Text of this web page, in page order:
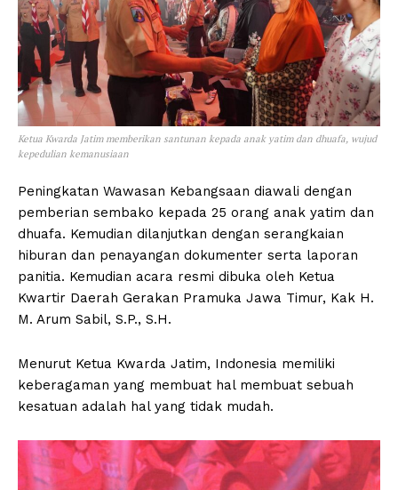
Ketua Kwarda Jatim memberikan santunan kepada anak yatim dan dhuafa, wujud
kepedulian kemanusiaan
Peningkatan Wawasan Kebangsaan diawali dengan
pemberian sembako kepada 25 orang anak yatim dan
dhuafa. Kemudian dilanjutkan dengan serangkaian
hiburan dan penayangan dokumenter serta laporan
panitia. Kemudian acara resmi dibuka oleh Ketua
Kwartir Daerah Gerakan Pramuka Jawa Timur, Kak H.
M. Arum Sabil, S.P., S.H.
Menurut Ketua Kwarda Jatim, Indonesia memiliki
keberagaman yang membuat hal membuat sebuah
kesatuan adalah hal yang tidak mudah.